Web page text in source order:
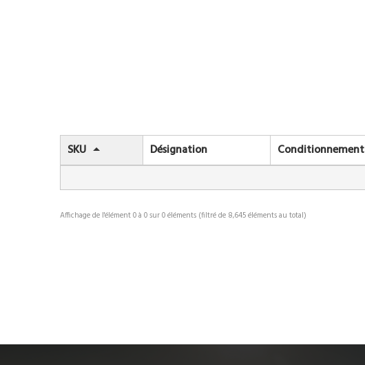
SKU
Désignation Conditionnement
Affichage de l'élément 0 à 0 sur 0 éléments (filtré de 8,645 éléments au total)